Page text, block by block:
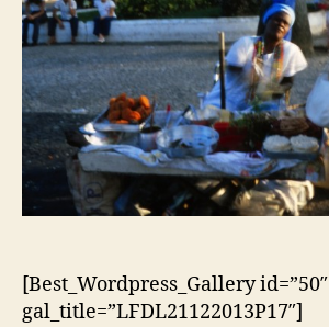
[Best_Wordpress_Gallery id=”50″
gal_title=”LFDL21122013P17″]